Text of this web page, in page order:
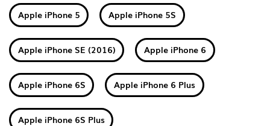
Apple iPhone 5 Apple iPhone 5S
Apple iPhone SE (2016) Apple iPhone 6
Apple iPhone 6S Apple iPhone 6 Plus
Apple iPhone 6S Plus